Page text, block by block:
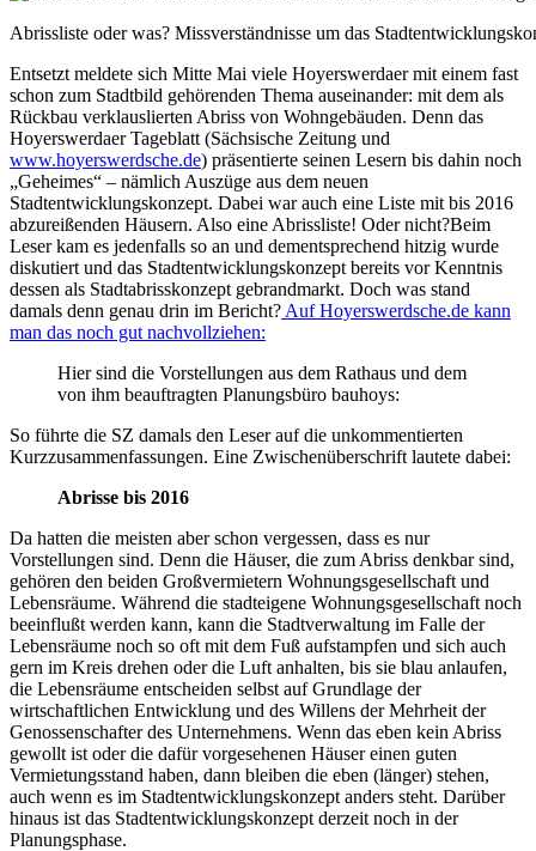
Abrissliste oder was? Missverständnisse um das
Entsetzt meldete sich Mitte Mai viele Hoyerswerdaer mit einem fast
schon zum Stadtbild gehörenden Thema auseinander: mit dem als
Rückbau verklauslierten Abriss von Wohngebäuden. Denn das
Hoyerswerdaer Tageblatt (Sächsische Zeitung und
www.hoyerswerdsche.de) präsentierte seinen Lesern bis dahin noch
„Geheimes“ – nämlich Auszüge aus dem neuen
Stadtentwicklungskonzept. Dabei war auch eine Liste mit bis 2016
abzureißenden Häusern. Also eine Abrissliste! Oder nicht?Beim
Leser kam es jedenfalls so an und dementsprechend hitzig wurde
diskutiert und das Stadtentwicklungskonzept bereits vor Kenntnis
dessen als Stadtabrisskonzept gebrandmarkt. Doch was stand
damals denn genau drin im Bericht? Auf Hoyerswerdsche.de kann
man das noch gut nachvollziehen:
Hier sind die Vorstellungen aus dem Rathaus und dem
von ihm beauftragten Planungsbüro bauhoys:
So führte die SZ damals den Leser auf die unkommentierten
Kurzzusammenfassungen. Eine Zwischenüberschrift lautete dabei:
Abrisse bis 2016
Da hatten die meisten aber schon vergessen, dass es nur
Vorstellungen sind. Denn die Häuser, die zum Abriss denkbar sind,
gehören den beiden Großvermietern Wohnungsgesellschaft und
Lebensräume. Während die stadteigene Wohnungsgesellschaft noch
beeinflußt werden kann, kann die Stadtverwaltung im Falle der
Lebensräume noch so oft mit dem Fuß aufstampfen und sich auch
gern im Kreis drehen oder die Luft anhalten, bis sie blau anlaufen,
die Lebensräume entscheiden selbst auf Grundlage der
wirtschaftlichen Entwicklung und des Willens der Mehrheit der
Genossenschafter des Unternehmens. Wenn das eben kein Abriss
gewollt ist oder die dafür vorgesehenen Häuser einen guten
Vermietungsstand haben, dann bleiben die eben (länger) stehen,
auch wenn es im Stadtentwicklungskonzept anders steht. Darüber
hinaus ist das Stadtentwicklungskonzept derzeit noch in der
Planungsphase.